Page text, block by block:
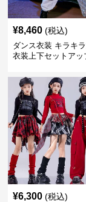
¥8,460 (税込)
ダンス衣装 キラキ
衣装上下セットアッ
¥6,300 (税込)